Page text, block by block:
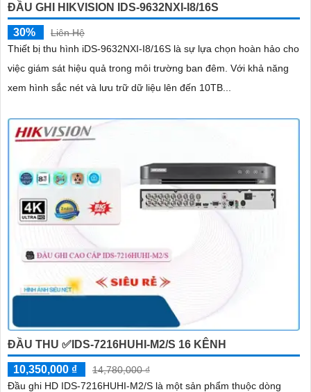
ĐẦU GHI HIKVISION IDS-9632NXI-I8/16S
30%
Liên Hệ
Thiết bị thu hình iDS-9632NXI-I8/16S là sự lựa chọn hoàn hảo cho
việc giám sát hiệu quả trong môi trường ban đêm. Với khả năng
xem hình sắc nét và lưu trữ dữ liệu lên đến 10TB...
ĐẦU THU ✅IDS-7216HUHI-M2/S 16 KÊNH
10,350,000 ₫
14,780,000 ₫
Đầu ghi HD IDS-7216HUHI-M2/S là một sản phẩm thuộc dòng